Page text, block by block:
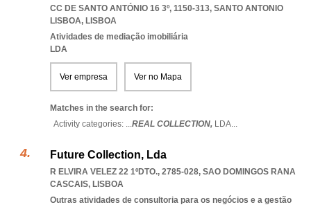
CC DE SANTO ANTÓNIO 16 3º, 1150-313, SANTO ANTONIO
LISBOA, LISBOA
Atividades de mediação imobiliária
LDA
Ver empresa Ver no Mapa
Matches in the search for:
Activity categories: ...REAL COLLECTION, LDA...
Future Collection, Lda
R ELVIRA VELEZ 22 1ºDTO., 2785-028, SAO DOMINGOS RANA
CASCAIS, LISBOA
Outras atividades de consultoria para os negócios e a gestão